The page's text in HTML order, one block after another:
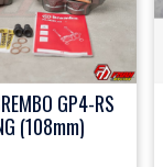
GP4-RS
(108mm)